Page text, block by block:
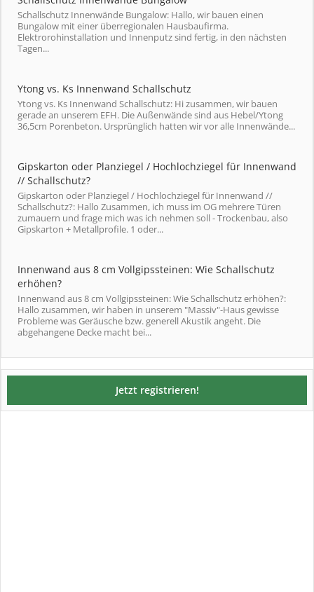
Schallschutz Innenwände Bungalow: Hallo, wir bauen einen
Bungalow mit einer überregionalen Hausbaufirma.
Elektrorohinstallation und Innenputz sind fertig, in den nächsten
Tagen...
Ytong vs. Ks Innenwand Schallschutz
Ytong vs. Ks Innenwand Schallschutz: Hi zusammen, wir bauen
gerade an unserem EFH. Die Außenwände sind aus Hebel/Ytong
36,5cm Porenbeton. Ursprünglich hatten wir vor alle Innenwände...
Gipskarton oder Planziegel / Hochlochziegel für Innenwand
// Schallschutz?
Gipskarton oder Planziegel / Hochlochziegel für Innenwand //
Schallschutz?: Hallo Zusammen, ich muss im OG mehrere Türen
zumauern und frage mich was ich nehmen soll - Trockenbau, also
Gipskarton + Metallprofile. 1 oder...
Innenwand aus 8 cm Vollgipssteinen: Wie Schallschutz
erhöhen?
Innenwand aus 8 cm Vollgipssteinen: Wie Schallschutz erhöhen?:
Hallo zusammen, wir haben in unserem "Massiv"-Haus gewisse
Probleme was Geräusche bzw. generell Akustik angeht. Die
abgehangene Decke macht bei...
Jetzt registrieren!